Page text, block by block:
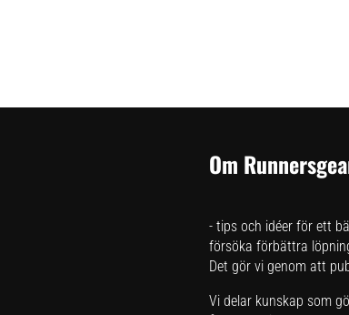
Om
- tips och idéer för ett
försöka förbättra
Det gör vi genom att
Vi delar kunskap som